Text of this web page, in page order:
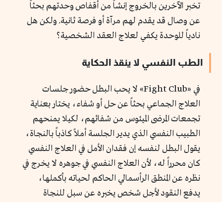
تخبر الآخرين بالخروج إنشاً من أقفاص وحدتهم بحثاً
عن وصال قد يقدم لهم مرآة أو فرصة ثانية. ولكن هل
نادياً للوحدة يكفي لعلاج العقد الشخصية؟
الطب النفسي لا ينقذ الحكاية
في «Fight Club» لا يحب البطل حضور جلسات
العلاج الجماعي بحثاً عن حل أو شفاء، يختار بعناية
تجمعات المرضى الميئوس من شفائهم، لكيلا يمنحهم
الطبيب النفسي الذي يدير الجلسة أملاً كاذباً بالنجاة،
يقول البطل لنفسه إن فقدان الأمل في العلاج النفسي
كان محرراً له، لأن العلاج النفسي في جوهره لا يخرج في
نظره عن المنطق الرأسمالي الحاكم لحياته بأكملها،
يدفع النقود لأجل شخص يخبره عن سبل للنجاة